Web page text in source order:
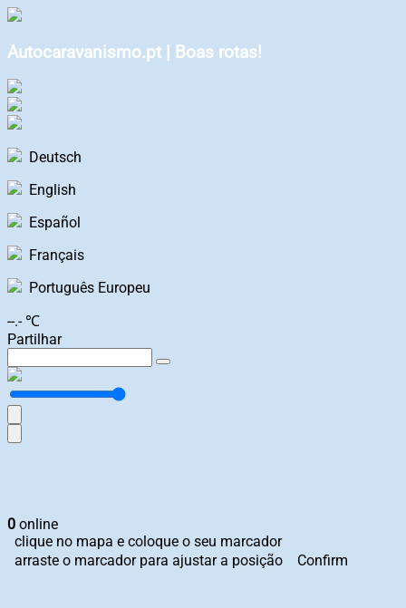
Autocaravanismo.pt | Boas rotas!
Deutsch
English
Español
Français
Português Europeu
--.- ℃
Partilhar
0 online
clique no mapa e coloque o seu marcador
arraste o marcador para ajustar a posição
Confirm